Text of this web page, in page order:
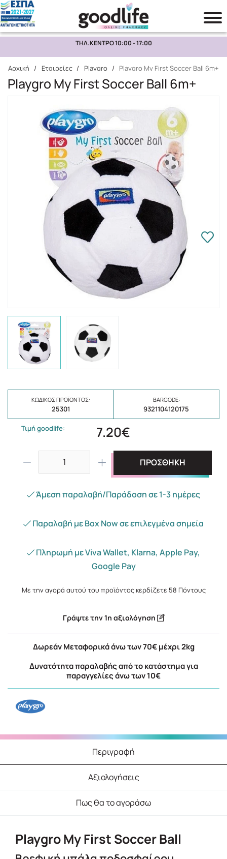
Αναζήτηση
ΤΗΛ.ΚΕΝΤΡΟ 10:00 - 17:00
Αρχική / Εταιρείες / Playgro / Playgro My First Soccer Ball 6m+
Playgro My First Soccer Ball 6m+
ΚΩΔΙΚΌΣ ΠΡΟΪΌΝΤΟΣ:
25301
BARCODE:
9321104120175
Τιμή goodlife: 7.20€
ΠΡΟΣΘΗΚΗ
Άμεση παραλαβή/Παράδοση σε 1-3 ημέρες
Παραλαβή με Box Now σε επιλεγμένα σημεία
Πληρωμή με Viva Wallet, Klarna, Apple Pay,
Google Pay
Με την αγορά αυτού του προϊόντος κερδίζετε 58 Πόντους
Γράψτε την 1η αξιολόγηση
Δωρεάν Μεταφορικά άνω των 70€ μέχρι 2kg
Δυνατότητα παραλαβής από το κατάστημα για
παραγγελίες άνω των 10€
Περιγραφή
Αξιολογήσεις
Πως θα το αγοράσω
Playgro My First Soccer Ball